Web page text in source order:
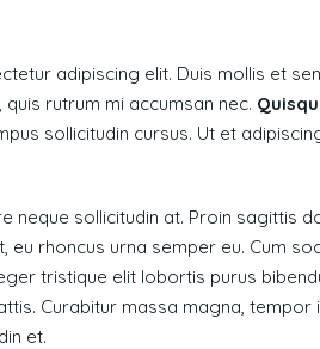
adipiscing elit. Duis mollis et
rutrum mi accumsan nec.
sollicitudin cursus. Ut et
neque sollicitudin at. Proin sagittis
eu rhoncus urna semper eu. Cum
tristique elit lobortis purus
Curabitur massa magna, tempor
et.